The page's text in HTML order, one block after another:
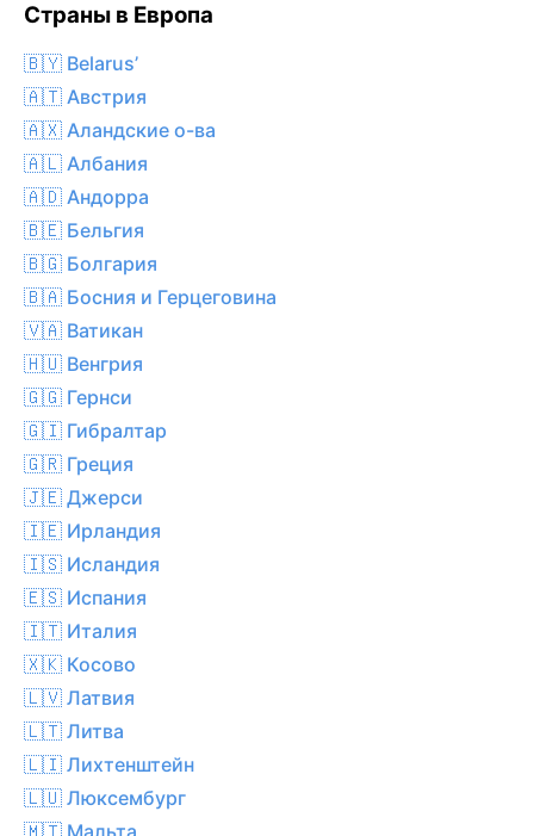
Страны в Европа
🇧🇾 Belarus’
🇦🇹 Австрия
🇦🇽 Аландские о-ва
🇦🇱 Албания
🇦🇩 Андорра
🇧🇪 Бельгия
🇧🇬 Болгария
🇧🇦 Босния и Герцеговина
🇻🇦 Ватикан
🇭🇺 Венгрия
🇬🇬 Гернси
🇬🇮 Гибралтар
🇬🇷 Греция
🇯🇪 Джерси
🇮🇪 Ирландия
🇮🇸 Исландия
🇪🇸 Испания
🇮🇹 Италия
🇽🇰 Косово
🇱🇻 Латвия
🇱🇹 Литва
🇱🇮 Лихтенштейн
🇱🇺 Люксембург
🇲🇹 Мальта